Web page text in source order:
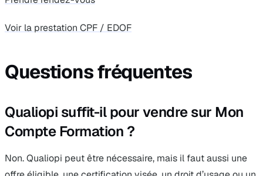
Voir la prestation CPF / EDOF
Questions fréquentes
Qualiopi suffit-il pour vendre sur Mon
Compte Formation ?
Non. Qualiopi peut être nécessaire, mais il faut aussi une